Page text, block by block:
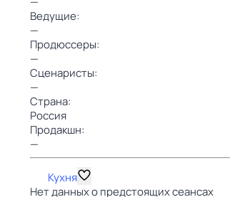
Ведущие:
—
Продюссеры:
—
Сценаристы:
—
Страна:
Россия
Продакшн:
—
Кухня
Нет данных о предстоящих сеансах